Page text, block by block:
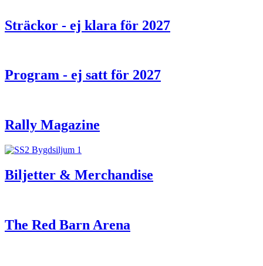
Sträckor - ej klara för 2027
Program - ej satt för 2027
Rally Magazine
Biljetter & Merchandise
The Red Barn Arena